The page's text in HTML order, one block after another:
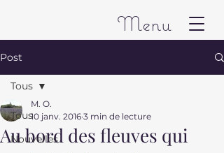
Menu
Post
Tous
Nouvelles
Tous
Au bord des fleuves qui
M. O.
10 janv. 2016 3 min de lecture